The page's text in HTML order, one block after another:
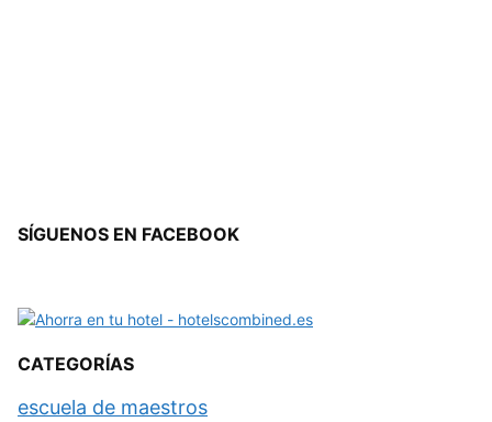
SÍGUENOS EN FACEBOOK
CATEGORÍAS
escuela de maestros